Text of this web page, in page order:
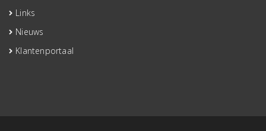
Links
Nieuws
Klantenportaal